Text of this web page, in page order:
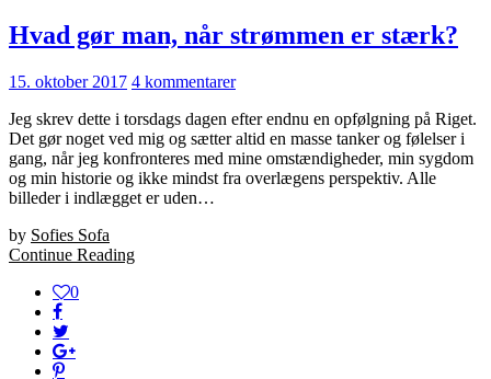
Hvad gør man, når strømmen er stærk?
15. oktober 2017 4 kommentarer
Jeg skrev dette i torsdags dagen efter endnu en opfølgning på Riget.
Det gør noget ved mig og sætter altid en masse tanker og følelser i
gang, når jeg konfronteres med mine omstændigheder, min sygdom
og min historie og ikke mindst fra overlægens perspektiv. Alle
billeder i indlægget er uden…
by Sofies Sofa
Continue Reading
0